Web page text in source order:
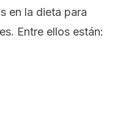
en la dieta para
Entre ellos están: